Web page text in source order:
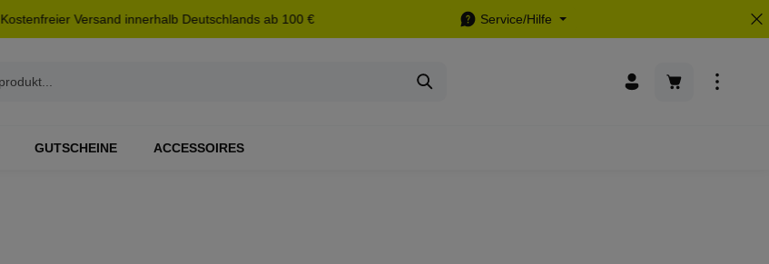
Kostenfreier Versand innerhalb Deutschlands ab 100 € Service/Hilfe
Warenkorb
GUTSCHEINE ACCESSOIRES